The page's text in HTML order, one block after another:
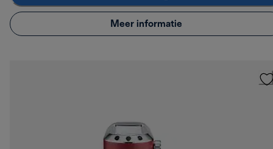
Meer informatie